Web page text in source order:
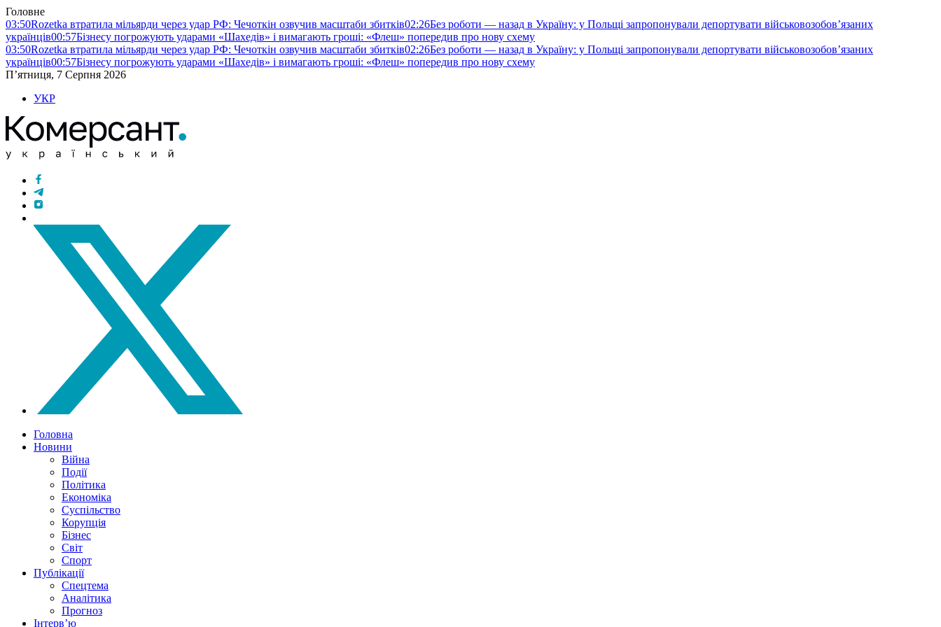
Головне
03:50Rozetka втратила мільярди через удар РФ: Чечоткін озвучив масштаби збитків02:26Без роботи — назад в Україну: у Польщі запропонували депортувати військовозобов’язаних
українців00:57Бізнесу погрожують ударами «Шахедів» і вимагають гроші: «Флеш» попередив про нову схему
03:50Rozetka втратила мільярди через удар РФ: Чечоткін озвучив масштаби збитків02:26Без роботи — назад в Україну: у Польщі запропонували депортувати військовозобов’язаних
українців00:57Бізнесу погрожують ударами «Шахедів» і вимагають гроші: «Флеш» попередив про нову схему
П’ятниця, 7 Серпня 2026
УКР
Головна
Новини
Війна
Події
Політика
Економіка
Суспільство
Корупція
Бізнес
Світ
Спорт
Публікації
Спецтема
Аналітика
Прогноз
Інтерв’ю